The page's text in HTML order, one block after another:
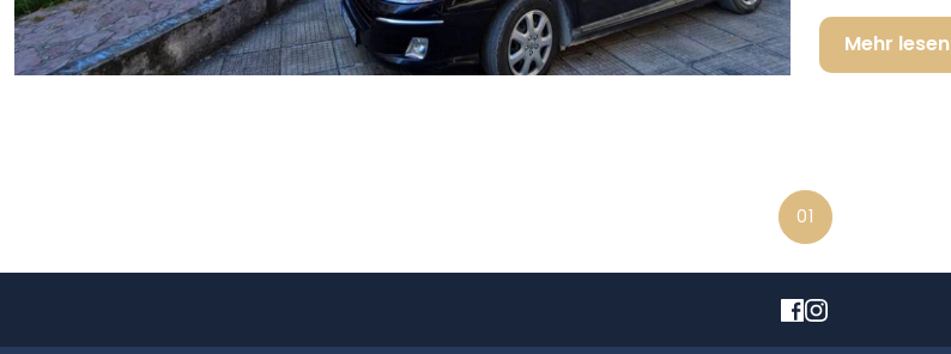
Mehr lesen
01